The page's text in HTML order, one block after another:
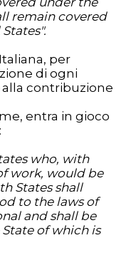
remain covered
per
di ogni
alla contribuzione
entra in gioco
who, with
work, would be
States shall
to the laws of
and shall be
of which is